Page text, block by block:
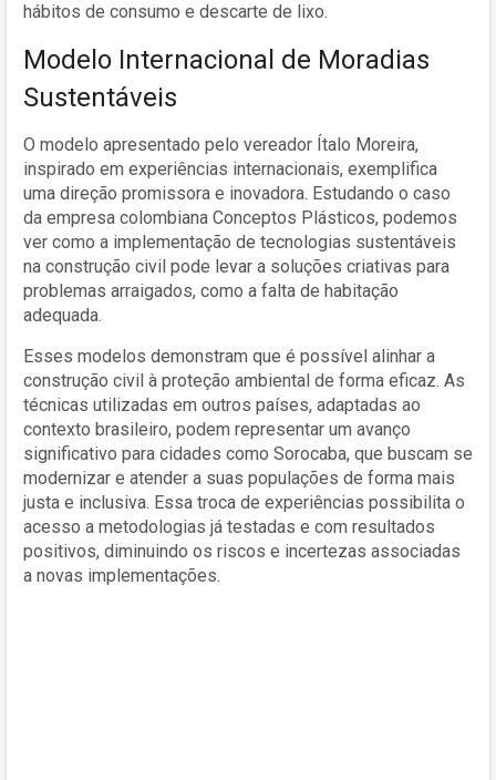
hábitos de consumo e descarte de lixo.
Modelo Internacional de Moradias
Sustentáveis
O modelo apresentado pelo vereador Ítalo Moreira,
inspirado em experiências internacionais, exemplifica
uma direção promissora e inovadora. Estudando o caso
da empresa colombiana Conceptos Plásticos, podemos
ver como a implementação de tecnologias sustentáveis
na construção civil pode levar a soluções criativas para
problemas arraigados, como a falta de habitação
adequada.
Esses modelos demonstram que é possível alinhar a
construção civil à proteção ambiental de forma eficaz. As
técnicas utilizadas em outros países, adaptadas ao
contexto brasileiro, podem representar um avanço
significativo para cidades como Sorocaba, que buscam se
modernizar e atender a suas populações de forma mais
justa e inclusiva. Essa troca de experiências possibilita o
acesso a metodologias já testadas e com resultados
positivos, diminuindo os riscos e incertezas associadas
a novas implementações.